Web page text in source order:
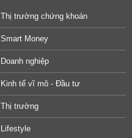
Thị trường chứng khoán
Smart Money
Doanh nghiệp
Kinh tế vĩ mô - Đầu tư
Thị trường
Lifestyle